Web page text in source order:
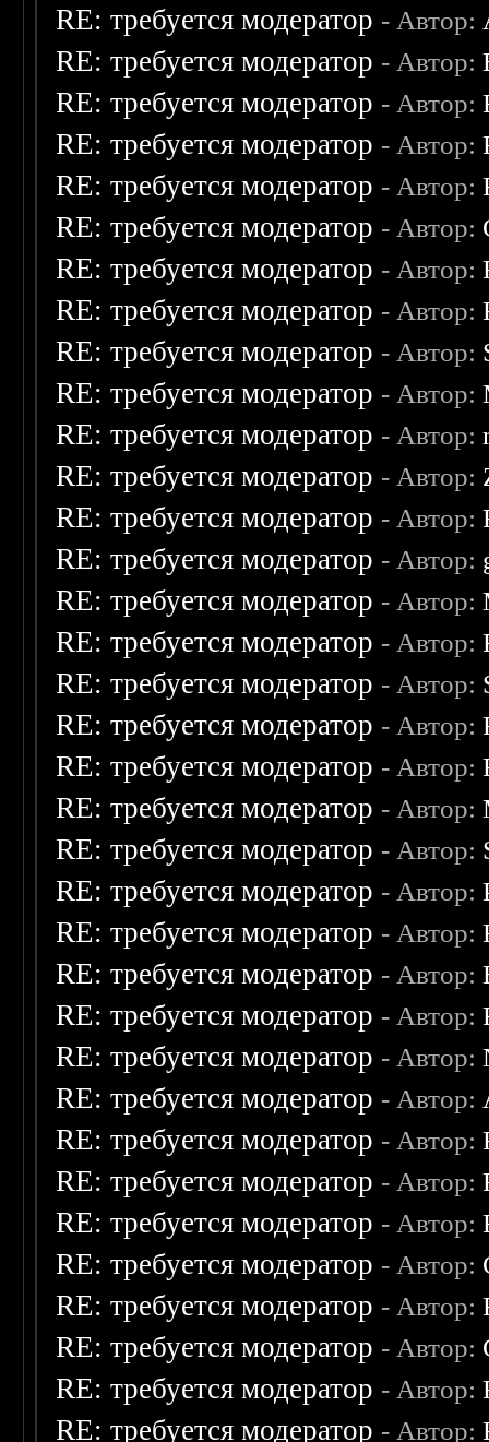
RE: требуется модератор - Автор:
RE: требуется модератор - Автор:
RE: требуется модератор - Автор:
RE: требуется модератор - Автор:
RE: требуется модератор - Автор:
RE: требуется модератор - Автор:
RE: требуется модератор - Автор:
RE: требуется модератор - Автор:
RE: требуется модератор - Автор:
RE: требуется модератор - Автор:
RE: требуется модератор - Автор:
RE: требуется модератор - Автор:
RE: требуется модератор - Автор:
RE: требуется модератор - Автор:
RE: требуется модератор - Автор:
RE: требуется модератор - Автор:
RE: требуется модератор - Автор:
RE: требуется модератор - Автор:
RE: требуется модератор - Автор:
RE: требуется модератор - Автор:
RE: требуется модератор - Автор:
RE: требуется модератор - Автор:
RE: требуется модератор - Автор:
RE: требуется модератор - Автор:
RE: требуется модератор - Автор:
RE: требуется модератор - Автор:
RE: требуется модератор - Автор:
RE: требуется модератор - Автор:
RE: требуется модератор - Автор:
RE: требуется модератор - Автор:
RE: требуется модератор - Автор:
RE: требуется модератор - Автор:
RE: требуется модератор - Автор:
RE: требуется модератор - Автор:
RE: требуется модератор - Автор: